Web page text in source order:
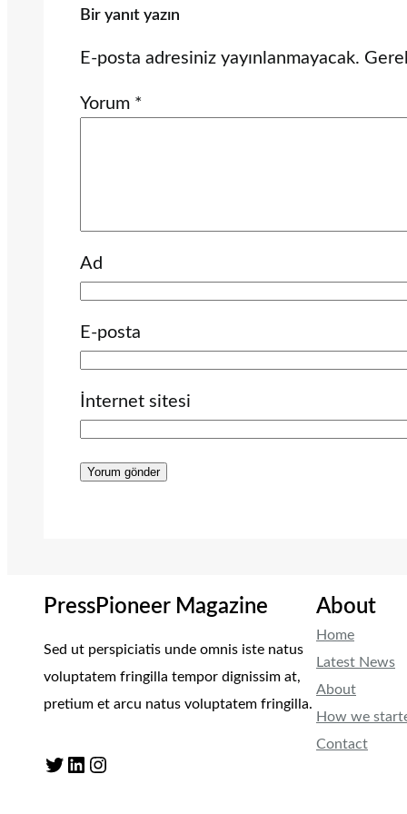
Bir yanıt yazın
E-posta adresiniz yayınlanmayacak.
Yorum *
Ad
E-posta
İnternet sitesi
PressPioneer Magazine
Sed ut perspiciatis unde omnis iste natus
voluptatem fringilla tempor dignissim at,
pretium et arcu natus voluptatem fringilla.
Twitter LinkedIn Instagram
About
Home
Latest News
About
How we
Contact